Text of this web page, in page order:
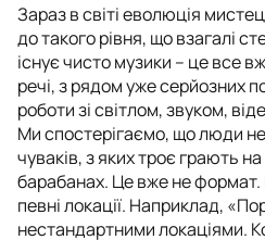
Зараз в світі еволюція
до такого рівня, що взагалі
існує чисто музики – це все
речі, з рядом уже серйозних
роботи зі світлом, звуком,
Ми спостерігаємо, що люди
чуваків, з яких троє грають на
барабанах. Це вже не формат.
певні локації. Наприклад,
нестандартними локаціями.